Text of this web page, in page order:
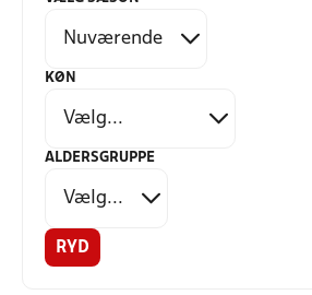
KØN
ALDERSGRUPPE
RYD